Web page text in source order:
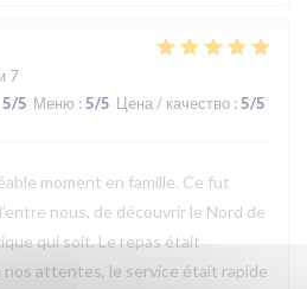
7
5/5 Меню : 5/5 Цена / качество : 5/5
moment en famille. Ce fut
nous, de découvrir le Nord de
qui soit. Le repas était
nos attentes, le service était rapide